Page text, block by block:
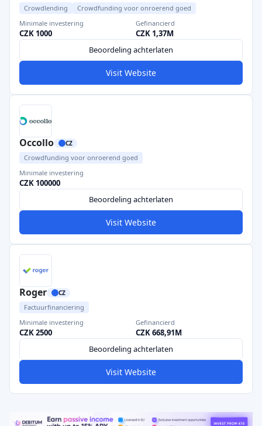
Crowdlending
Crowdfunding voor onroerend goed
Minimale investering
CZK 1000
Gefinancierd
CZK 1,37M
Beoordeling achterlaten
Visit Website
Occollo CZ
Crowdfunding voor onroerend goed
Minimale investering
CZK 100000
Beoordeling achterlaten
Visit Website
Roger CZ
Factuurfinanciering
Minimale investering
CZK 2500
Gefinancierd
CZK 668,91M
Beoordeling achterlaten
Visit Website